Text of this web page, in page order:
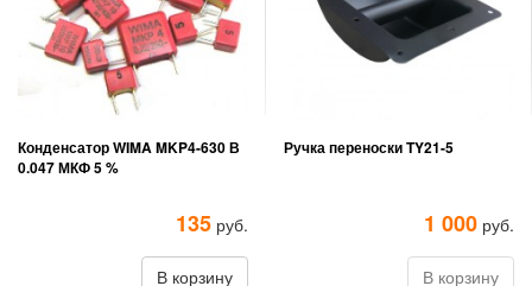
Конденсатор WIMA MKP4-630 В
0.047 МКФ 5 %
135 руб.
В корзину
Ручка переноски TY21-5
1 000 руб.
В корзину